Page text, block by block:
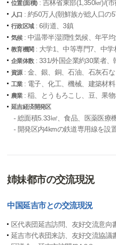
位置(面積): 吉林省東部(1,350㎢)/(
人口 : 約50万人(朝鮮族が総人口の
行政区域: 6街道、3鎮
気候: 中温帯半湿潤性気候、年平
教育機関: 大学1、中等専門7、中学
企業体数: 331/外国企業約30業者、
資源: 金、銀、銅、石油、石灰石
工業: 電子、化工、機械、建築材
農業: 稲、とうもろこし、豆、果
延吉経済開発区
- 総面積5.33㎢、食品、医薬医療
- 開発区内4kmの鉄道専用線を設
姉妹都市の交流現況
中国延吉市との交流現況
区代表団延吉訪問、友好交流意向
延吉市代表団来訪、友好交流協議